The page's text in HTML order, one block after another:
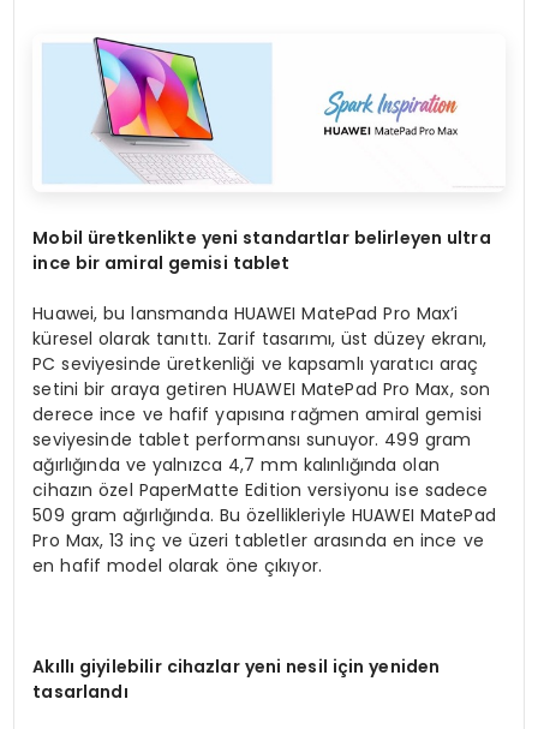
Mobil üretkenlikte yeni standartlar belirleyen ultra
ince bir amiral gemisi tablet
Huawei, bu lansmanda HUAWEI MatePad Pro Max’i
küresel olarak tanıttı. Zarif tasarımı, üst düzey ekranı,
PC seviyesinde üretkenliği ve kapsamlı yaratıcı araç
setini bir araya getiren HUAWEI MatePad Pro Max, son
derece ince ve hafif yapısına rağmen amiral gemisi
seviyesinde tablet performansı sunuyor. 499 gram
ağırlığında ve yalnızca 4,7 mm kalınlığında olan
cihazın özel PaperMatte Edition versiyonu ise sadece
509 gram ağırlığında. Bu özellikleriyle HUAWEI MatePad
Pro Max, 13 inç ve üzeri tabletler arasında en ince ve
en hafif model olarak öne çıkıyor.
Akıllı giyilebilir cihazlar yeni nesil için yeniden
tasarlandı